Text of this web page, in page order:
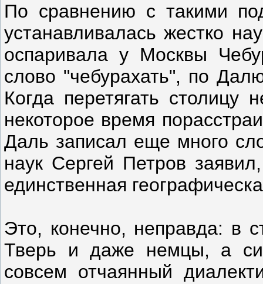
По сравнению с такими
устанавливалась жестко
оспаривала у Москвы
слово "чебурахать", по
Когда перетягать столицу
некоторое время
Даль записал еще много
наук Сергей Петров
единственная
Это, конечно, неправда: в
Тверь и даже немцы, а
совсем отчаянный